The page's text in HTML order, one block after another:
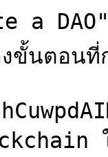
a
ขั้นตอนที่